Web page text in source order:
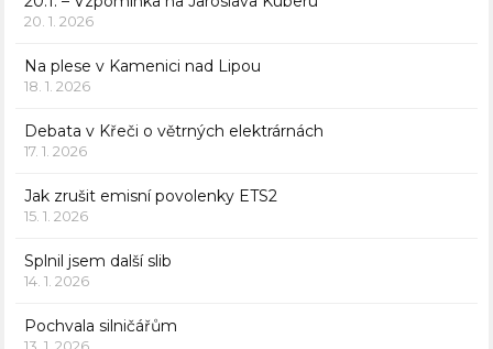
20. 1. 2026
Na plese v Kamenici nad Lipou
18. 1. 2026
Debata v Křeči o větrných elektrárnách
17. 1. 2026
Jak zrušit emisní povolenky ETS2
15. 1. 2026
Splnil jsem další slib
14. 1. 2026
Pochvala silničářům
13. 1. 2026